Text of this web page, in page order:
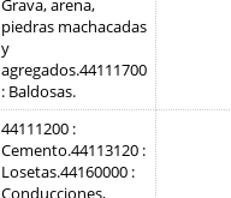
Grava, arena,
piedras machacadas
y
agregados.44111700
: Baldosas.
44111200 :
Cemento.44113120 :
Losetas.44160000 :
Conducciones,